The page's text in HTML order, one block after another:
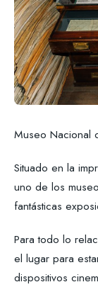
Museo Nacional
Situado en la
uno de los
fantásticas
Para todo lo
el lugar para
dispositivos